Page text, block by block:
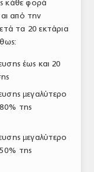
κάθε φορά
από την
τα 20 εκτάρια
έως και 20
µεγαλύτερο
της
µεγαλύτερο
της